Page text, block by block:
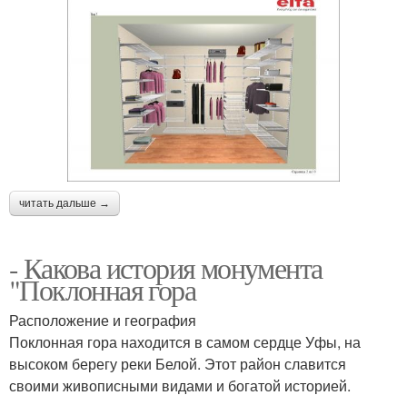
читать дальше →
- Какова история монумента
"Поклонная гора
Расположение и география
Поклонная гора находится в самом сердце Уфы, на
высоком берегу реки Белой. Этот район славится
своими живописными видами и богатой историей.